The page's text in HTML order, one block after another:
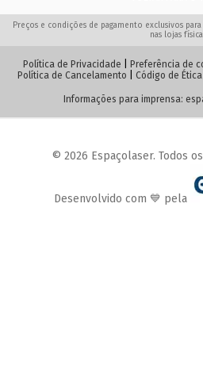
Preços e condições de pagamento exclusivos
nas lojas
Política de Privacidade Preferência de
Política de Cancelamento
Código de
Informações para imprensa:
© 2026 Espaçolaser. Todos
Desenvolvido com 💙 pela